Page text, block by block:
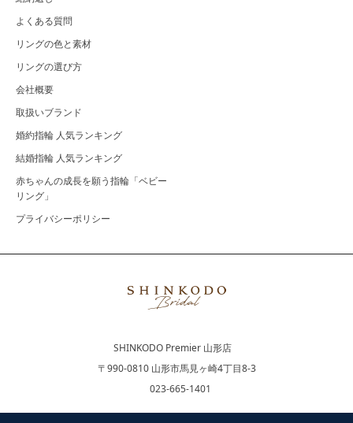
よくある質問
リングの色と素材
リングの選び方
会社概要
取扱いブランド
婚約指輪 人気ランキング
結婚指輪 人気ランキング
赤ちゃんの成長を願う指輪「ベビー
リング」
プライバシーポリシー
SHINKODO Premier 山形店
〒990-0810 山形市馬見ヶ崎4丁目8-3
023-665-1401